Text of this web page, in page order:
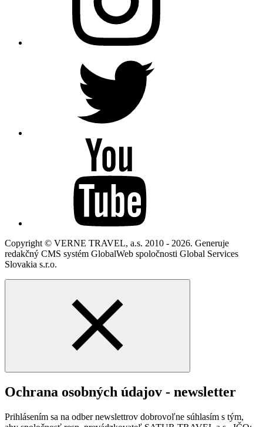
Copyright © VERNE TRAVEL, a.s. 2010 - 2026. Generuje
redakčný CMS systém GlobalWeb spoločnosti Global Services
Slovakia s.r.o.
Ochrana osobných údajov - newsletter
Prihlásením sa na odber newslettrov dobrovoľne súhlasím s tým,